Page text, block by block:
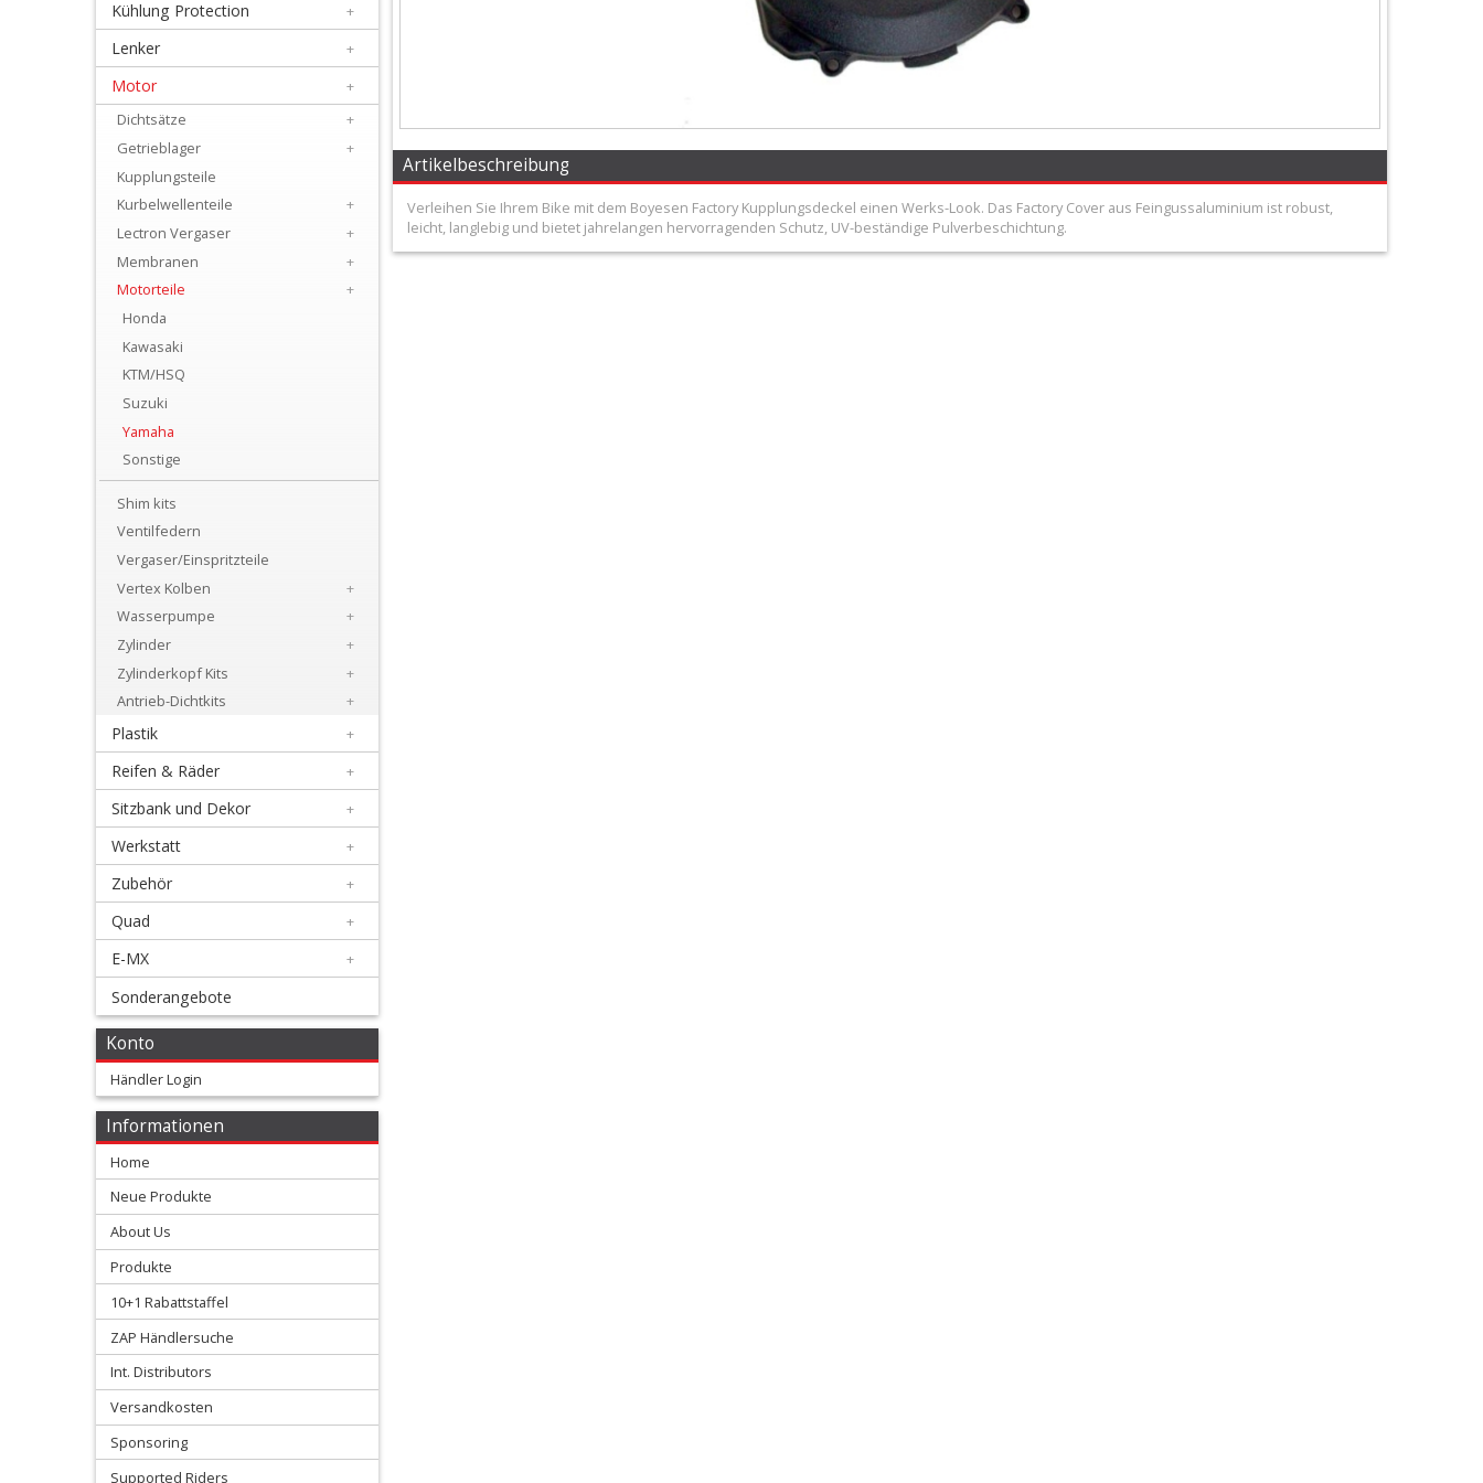
Schmierstoffe
Armaturen
Kühlung
Protection
Dichtsätze
Getrieblager
Kupplungsteile
Kurbelwellenteile
Lectron
Vergaser
Membranen
Motorteile
Honda
Kawasaki
KTM/HSQ
Suzuki
Yamaha
Sonstige
Kühlung Protection +
Lenker +
Motor
+
Dichtsätze
+
Getrieblager
+
Kupplungsteile
Kurbelwellenteile
+
Lectron Vergaser
+
Membranen
+
Motorteile
+
Honda
Kawasaki
KTM/HSQ
Suzuki
Yamaha
Sonstige
Shim kits
Ventilfedern
Vergaser/Einspritzteile
Vertex Kolben
+
Wasserpumpe
+
Zylinder
+
Zylinderkopf Kits
+
Antrieb-Dichtkits
+
Plastik +
Reifen & Räder +
Sitzbank und Dekor +
Werkstatt +
Zubehör +
Quad +
E-MX +
Sonderangebote
Konto
Händler Login
Informationen
Home
Neue Produkte
About Us
Produkte
10+1 Rabattstaffel
ZAP Händlersuche
Int. Distributors
Versandkosten
Sponsoring
Supported Riders
Artikelbeschreibung
Verleihen Sie Ihrem Bike mit dem Boyesen Factory Kupplungsdeckel einen Werks-Look. Das Factory Cover aus Feingussaluminium ist robust,
leicht, langlebig und bietet jahrelangen hervorragenden Schutz, UV-beständige Pulverbeschichtung.